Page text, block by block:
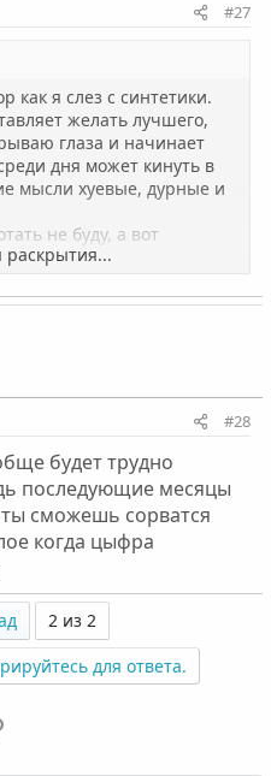
#27
как я слез с синтетики.
желать лучшего,
глаза и начинает
дня может кинуть в
мысли хуевые, дурные и
не буду, а вот
#28
будет трудно
последующие месяцы
сможешь сорватся
когда цыфра
2 из 2
для ответа.
почта